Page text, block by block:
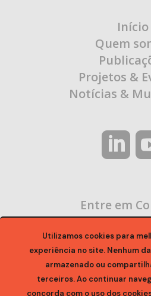
Utilizamos cookies para
experiência no site. Nenhum
armazenado ou
terceiros. Ao continuar
concorda com o uso dos
Início
Quem
Projetos &
Notícias &
Entre em